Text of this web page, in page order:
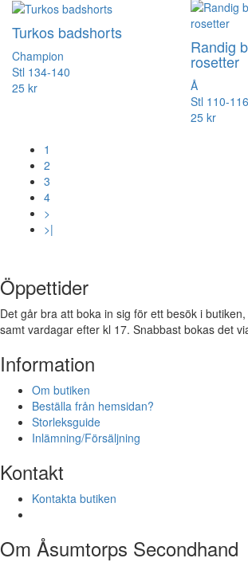
Turkos badshorts
Champion
Stl 134-140
25 kr
Randig
rosetter
Å
Stl 110-116
25 kr
1
2
3
4
>
>|
Öppettider
Det går bra att boka in sig för ett besök i
samt vardagar efter kl 17. Snabbast bokas det
Information
Om butiken
Beställa från hemsidan?
Storleksguide
Inlämning/Försäljning
Kontakt
Kontakta butiken
Om Åsumtorps Secondhand